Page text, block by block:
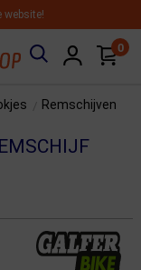
website!
0
Remschijven